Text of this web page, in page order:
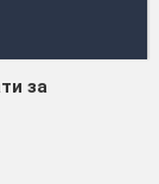
за